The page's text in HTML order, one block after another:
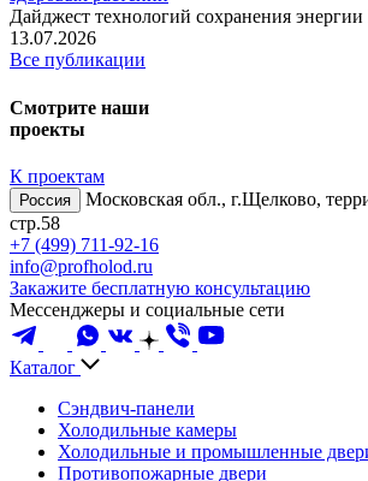
Дайджест технологий сохранения
13.07.2026
Все публикации
Смотрите наши
проекты
К проектам
Россия
Московская обл., г.Щелково,
стр.58
+7 (499) 711-92-16
info@profholod.ru
Закажите бесплатную консультацию
Мессенджеры и социальные сети
Каталог
Сэндвич-панели
Холодильные камеры
Холодильные и промышленные
Противопожарные двери